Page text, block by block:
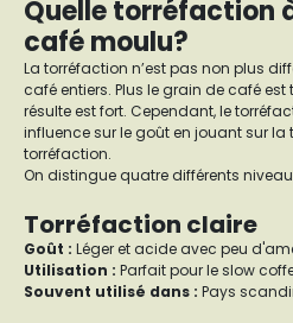
Quelle torréfaction
café moulu?
La torréfaction n’est pas non plus
café entiers. Plus le grain de café est
résulte est fort. Cependant, le
influence sur le goût en jouant sur la
torréfaction.
On distingue quatre différents
Torréfaction claire
Goût : Léger et acide avec peu
Utilisation : Parfait pour le slow
Souvent utilisé dans : Pays